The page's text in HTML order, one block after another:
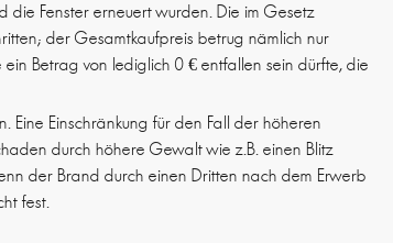
Fenster erneuert wurden. Die im Gesetz
der Gesamtkaufpreis betrug nämlich nur
Betrag von lediglich 0 € entfallen sein dürfte, die
Eine Einschränkung für den Fall der höheren
durch höhere Gewalt wie z.B. einen Blitz
der Brand durch einen Dritten nach dem Erwerb
fest.